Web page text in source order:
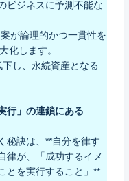
ビジネスに予測不能な
が論理的かつ一貫性を
化します。
し、永続資産となる
行」の連鎖にある
秘訣は、**自分を律す
律が、「成功するイメ
とを実行すること」**